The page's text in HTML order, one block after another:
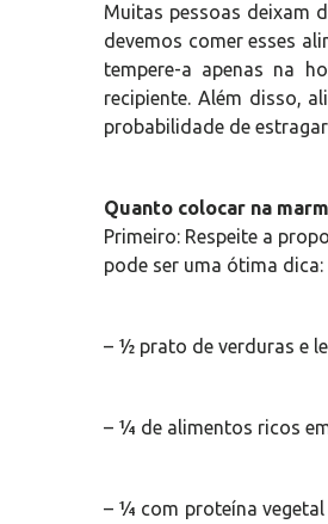
Muitas pessoas deixam
devemos comer esses
tempere-a apenas na
recipiente. Além disso,
probabilidade de
Quanto colocar na
Primeiro: Respeite a
pode ser uma ótima dica:
– ½ prato de verduras e
– ¼ de alimentos ricos
– ¼ com proteína vegetal